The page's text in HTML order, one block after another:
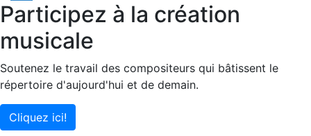
Share
Participez à la création
musicale
Soutenez le travail des compositeurs qui bâtissent le
répertoire d'aujourd'hui et de demain.
Cliquez ici!